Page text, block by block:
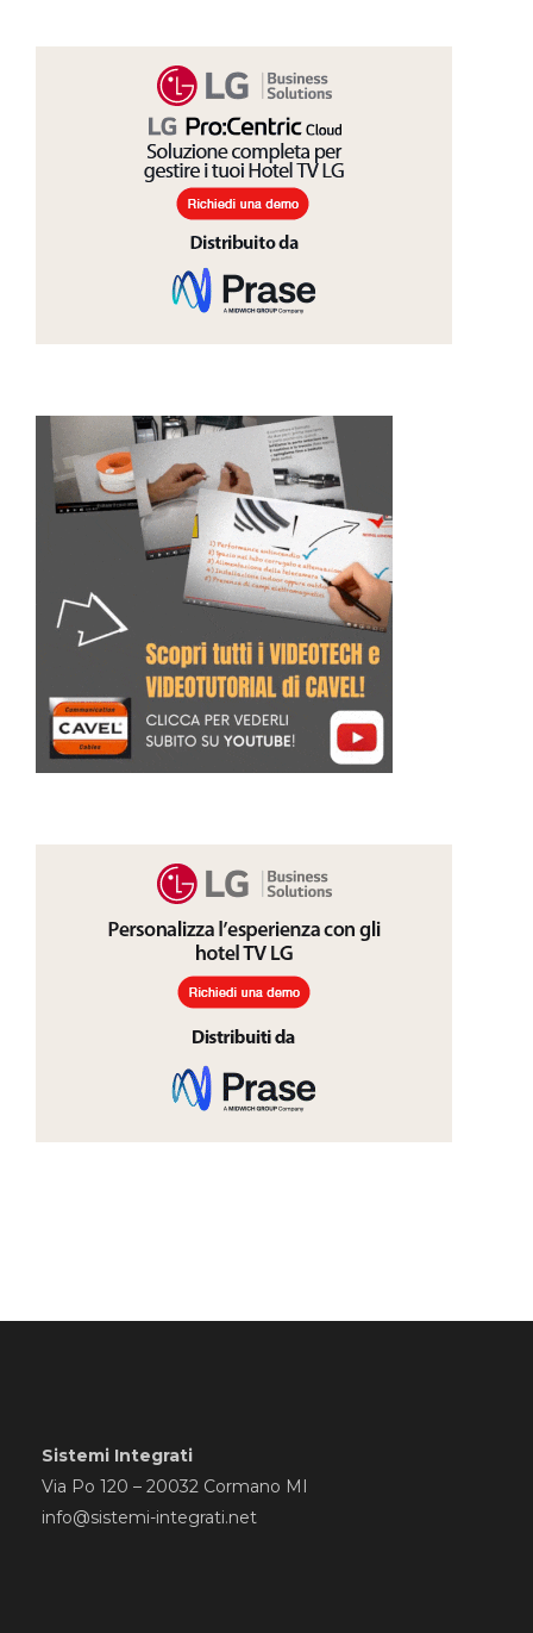
Sistemi Integrati
Via Po 120 – 20032 Cormano MI
info@sistemi-integrati.net